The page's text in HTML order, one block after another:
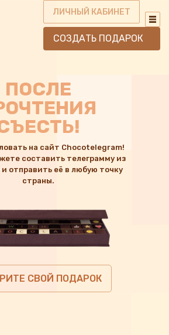
ЛИЧНЫЙ КАБИНЕТ
СОЗДАТЬ ПОДАРОК
ПОСЛЕ
на сайт Chocotelegram!
составить телеграмму из
отправить её в любую точку
страны.
СВОЙ ПОДАРОК